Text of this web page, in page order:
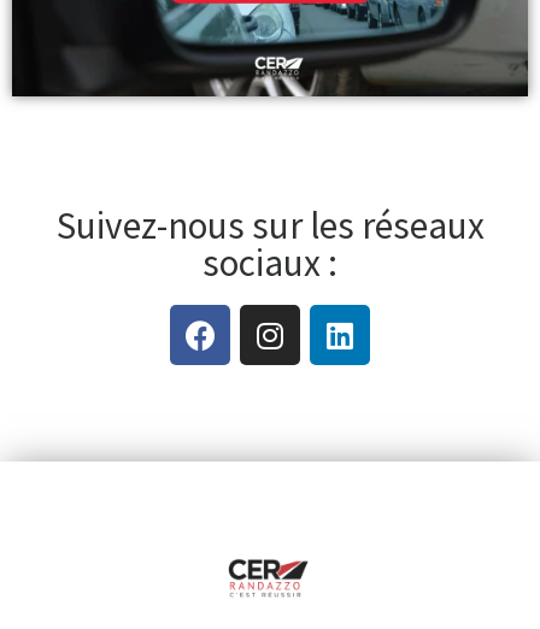
Suivez-nous sur les réseaux
sociaux :